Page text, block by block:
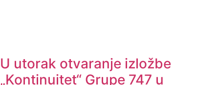
U utorak otvaranje izložbe
„Kontinuitet“ Grupe 747 u